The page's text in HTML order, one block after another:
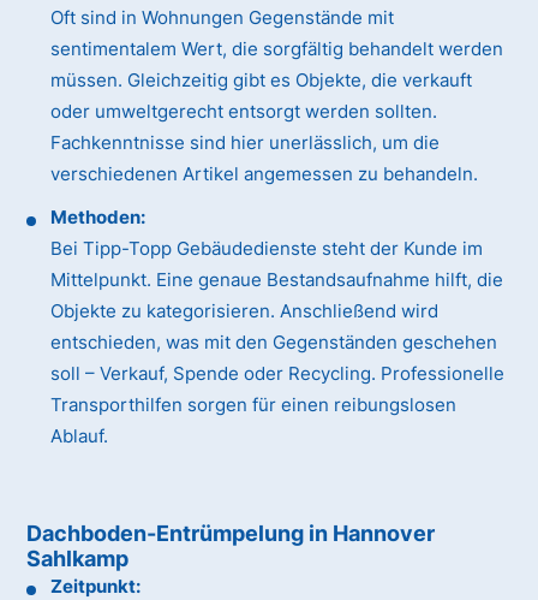
Oft sind in Wohnungen Gegenstände mit
sentimentalem Wert, die sorgfältig behandelt werden
müssen. Gleichzeitig gibt es Objekte, die verkauft
oder umweltgerecht entsorgt werden sollten.
Fachkenntnisse sind hier unerlässlich, um die
verschiedenen Artikel angemessen zu behandeln.
Methoden:
Bei Tipp-Topp Gebäudedienste steht der Kunde im
Mittelpunkt. Eine genaue Bestandsaufnahme hilft, die
Objekte zu kategorisieren. Anschließend wird
entschieden, was mit den Gegenständen geschehen
soll – Verkauf, Spende oder Recycling. Professionelle
Transporthilfen sorgen für einen reibungslosen
Ablauf.
Dachboden-Entrümpelung in Hannover
Sahlkamp
Zeitpunkt: